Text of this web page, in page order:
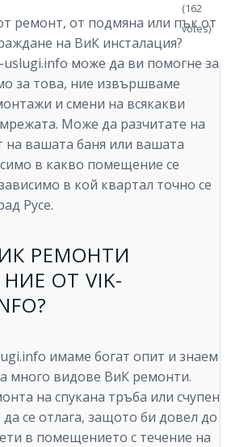
ремонт, от подмяна или пък от
на ВиК инсталация?
uslugi.info може да ви помогне за
за това, ние извършваме
и смени на всякакви
Може да разчитате на
на вашата баня или вашата
в какво помещение се
в кой квартал точно се
Русе.
РЕМОНТИ
ОТ VIK-
имаме богат опит и знаем
много видове ВиК ремонти.
на спукана тръба или счупен
се отлага, защото би довел до
в помещението с течение на
(162
votes)